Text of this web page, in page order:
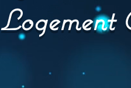
Logement